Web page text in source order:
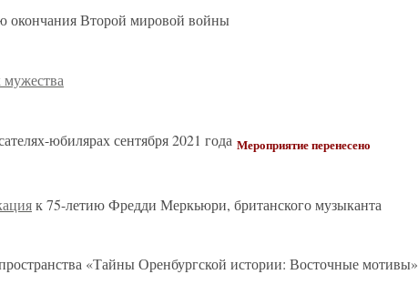
окончания Второй мировой войны
мужества
юбилярах сентября 2021 года Мероприятие перенесено
к 75-летию Фредди Меркьюри, британского музыканта
«Тайны Оренбургской истории: Восточные мотивы»